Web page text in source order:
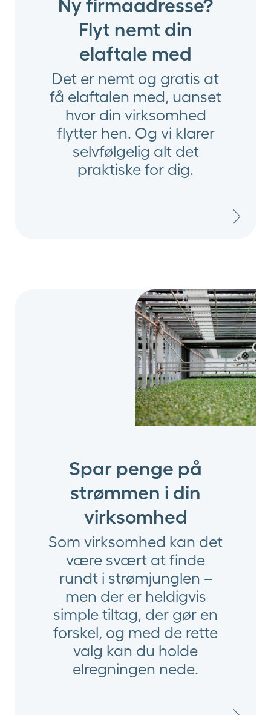
Ny firmaadresse?
Flyt nemt din
elaftale med
Det er nemt og gratis at
få elaftalen med, uanset
hvor din virksomhed
flytter hen. Og vi klarer
selvfølgelig alt det
praktiske for dig.
Spar penge på
strømmen i din
virksomhed
Som virksomhed kan det
være svært at finde
rundt i strømjunglen –
men der er heldigvis
simple tiltag, der gør en
forskel, og med de rette
valg kan du holde
elregningen nede.